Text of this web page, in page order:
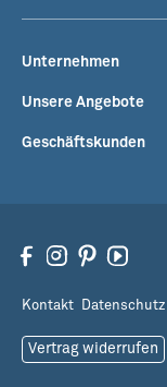
Unternehmen
Unsere Angebote
Geschäftskunden
Kontakt Datenschutz
Vertrag widerrufen